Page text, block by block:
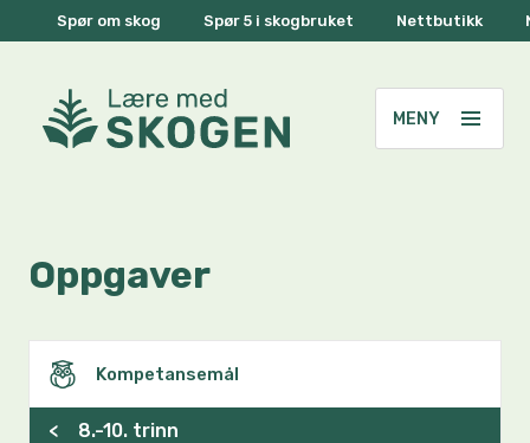
Spør om skog Spør 5 i skogbruket Nettbutikk
Oppgaver
Kompetansemål
< 8.-10. trinn